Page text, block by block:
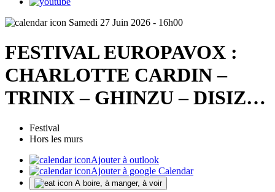
Samedi 27 Juin 2026 - 16h00
FESTIVAL EUROPAVOX :
CHARLOTTE CARDIN –
TRINIX – GHINZU – DISIZ…
Festival
Hors les murs
Ajouter à outlook
Ajouter à google Calendar
A boire, à manger, à voir